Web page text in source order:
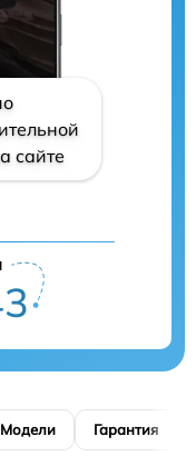
сайте
Модели Гарантия